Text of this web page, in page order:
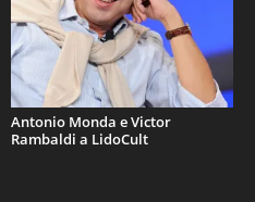
Antonio Monda e Victor
Rambaldi a LidoCult